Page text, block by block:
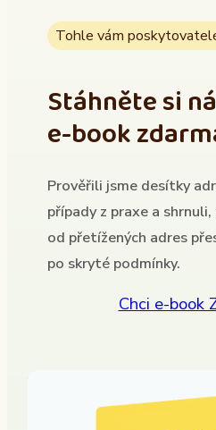
Tohle vám
Stáhněte si
e-book
Prověřili jsme desítky
případy z praxe a
od přetížených adres
po skryté podmínky.
Chci e-book